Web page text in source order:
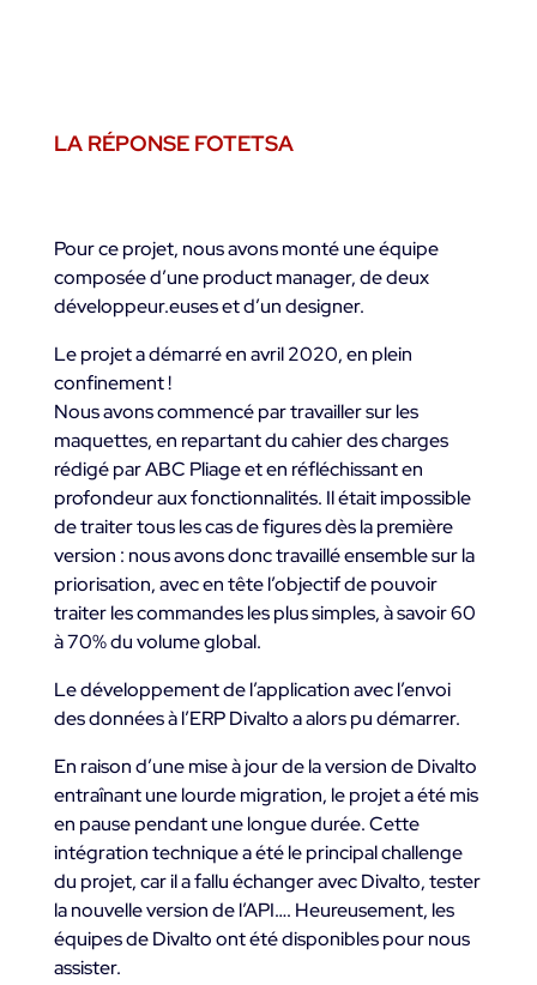
LA RÉPONSE FOTETSA
Pour ce projet, nous avons monté une équipe
composée d’une product manager, de deux
développeur.euses et d’un designer.
Le projet a démarré en avril 2020, en plein
confinement !
Nous avons commencé par travailler sur les
maquettes, en repartant du cahier des charges
rédigé par ABC Pliage et en réfléchissant en
profondeur aux fonctionnalités. Il était impossible
de traiter tous les cas de figures dès la première
version : nous avons donc travaillé ensemble sur la
priorisation, avec en tête l’objectif de pouvoir
traiter les commandes les plus simples, à savoir 60
à 70% du volume global.
Le développement de l’application avec l’envoi
des données à l’ERP Divalto a alors pu démarrer.
En raison d’une mise à jour de la version de Divalto
entraînant une lourde migration, le projet a été mis
en pause pendant une longue durée. Cette
intégration technique a été le principal challenge
du projet, car il a fallu échanger avec Divalto, tester
la nouvelle version de l’API…. Heureusement, les
équipes de Divalto ont été disponibles pour nous
assister.